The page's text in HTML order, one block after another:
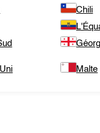
Chili
Malte